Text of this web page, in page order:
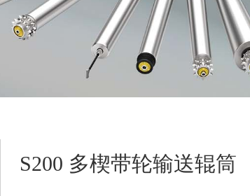
S200 多楔带轮输送辊筒